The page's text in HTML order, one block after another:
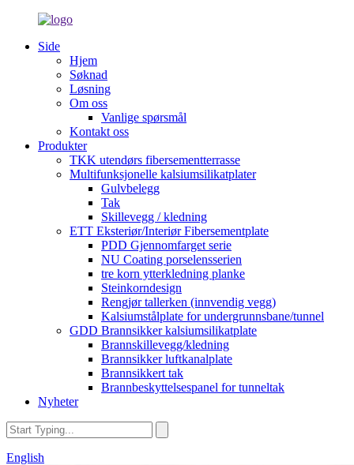
Side
Hjem
Søknad
Løsning
Om oss
Vanlige spørsmål
Kontakt oss
Produkter
TKK utendørs fibersementterrasse
Multifunksjonelle kalsiumsilikatplater
Gulvbelegg
Tak
Skillevegg / kledning
ETT Eksteriør/Interiør Fibersementplate
PDD Gjennomfarget serie
NU Coating porselensserien
tre korn ytterkledning planke
Steinkorndesign
Rengjør tallerken (innvendig vegg)
Kalsiumstålplate for undergrunnsbane/tunnel
GDD Brannsikker kalsiumsilikatplate
Brannskillevegg/kledning
Brannsikker luftkanalplate
Brannsikkert tak
Brannbeskyttelsespanel for tunneltak
Nyheter
English